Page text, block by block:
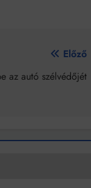
Előző
az autó szélvédőjét